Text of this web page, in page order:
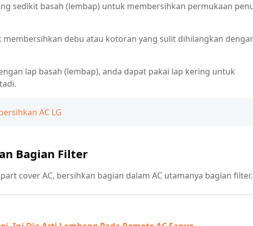
sedikit basah (lembap) untuk membersihkan permukaan
debu atau kotoran yang sulit dihilangkan
lap basah (lembap), anda dapat pakai lap kering untuk
AC LG
Bagian Filter
cover AC, bersihkan bagian dalam AC utamanya bagian filter.